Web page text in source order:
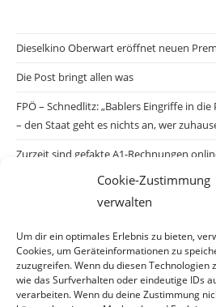
Cookie-Zustimmung
verwalten
Um dir ein optimales Erlebnis zu bieten,
Cookies, um Geräteinformationen zu
zuzugreifen. Wenn du diesen Technologien
wie das Surfverhalten oder eindeutige IDs
verarbeiten. Wenn du deine Zustimmung
Dieselkino Oberwart eröffnet neuen
Die Post bringt allen was
FPÖ – Schnedlitz: „Bablers Eingriffe in
– den Staat geht es nichts an, wer
Zurzeit sind gefakte A1-Rechnungen
Salzburgs Juden und ihre Sicherheit:
die Gefahr endlich konkret!“
Biologisches Wunder in Ceuta
Ein vermeintliches Abschiebemärchen